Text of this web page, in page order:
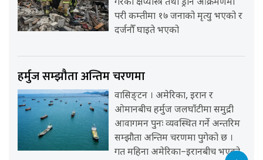
गरेको क्षेप्यास्त्र तथा ड्रोन आक्रमणमा
परी कम्तीमा १७ जनाको मृत्यु भएको र
दर्जनौँ घाइते भएको
हर्मुज सम्झौता अन्तिम चरणमा
वासिङ्टन । अमेरिका, इरान र
ओमानबीच हर्मुज जलघाँटीमा समुद्री
आवागमन पुनः व्यवस्थित गर्ने अन्तरिम
सम्झौता अन्तिम चरणमा पुगेको छ ।
गत महिना अमेरिका–इरानबीच भएको